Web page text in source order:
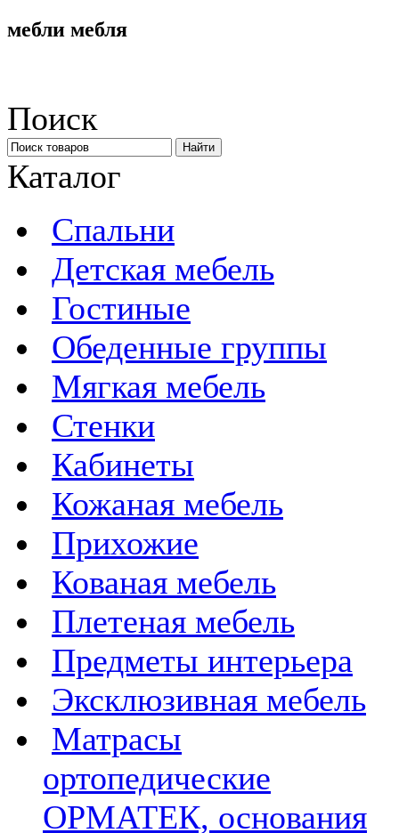
мебли мебля
Поиск
Каталог
Спальни
Детская мебель
Гостиные
Обеденные группы
Мягкая мебель
Стенки
Кабинеты
Кожаная мебель
Прихожие
Кованая мебель
Плетеная мебель
Предметы интерьера
Эксклюзивная мебель
Матрасы
ортопедические
ОРМАТЕК, основания